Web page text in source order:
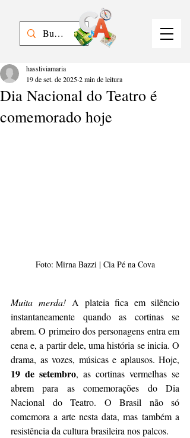
Dia Nacional do Teatro é
comemorado hoje
hassliviamaria
19 de set. de 20252 min de leitura
Foto: Mirna Bazzi | Cia Pé na Cova
Muita merda! A plateia fica em silêncio
instantaneamente quando as cortinas se
abrem. O primeiro dos personagens entra em
cena e, a partir dele, uma história se inicia. O
19 de setembro, as cortinas vermelhas se
abrem para as comemorações do Dia
Nacional do Teatro. O Brasil não só
comemora a arte nesta data, mas também a
resistência da cultura brasileira nos palcos.